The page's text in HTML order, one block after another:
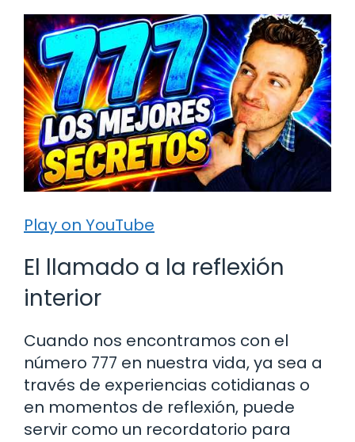
Play on YouTube
El llamado a la reflexión
interior
Cuando nos encontramos con el
número 777 en nuestra vida, ya sea a
través de experiencias cotidianas o
en momentos de reflexión, puede
servir como un recordatorio para